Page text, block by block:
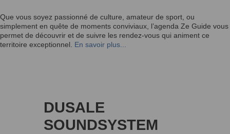
Que vous soyez passionné de culture, amateur de sport, ou
simplement en quête de moments conviviaux, l’agenda Ze Guide vous
permet de découvrir et de suivre les rendez-vous qui animent ce
territoire exceptionnel. En savoir plus...
DUSALE
SOUNDSYSTEM